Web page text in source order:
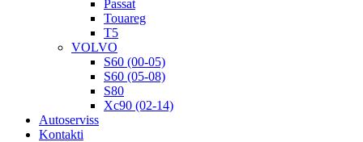
Passat
Touareg
T5
VOLVO
S60 (00-05)
S60 (05-08)
S80
Xc90 (02-14)
Autoserviss
Kontakti